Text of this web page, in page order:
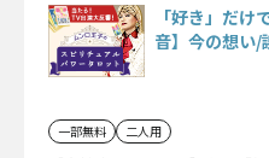
「好き」だ
音】今の想い/
一部無料 二人用